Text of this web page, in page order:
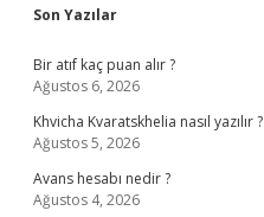
Sidebar
Son Yazılar
Bir atıf kaç puan alır ?
Ağustos 6, 2026
Khvicha Kvaratskhelia nasıl yazılır ?
Ağustos 5, 2026
Avans hesabı nedir ?
Ağustos 4, 2026